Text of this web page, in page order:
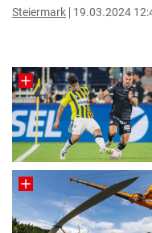
Steiermark 19.03.2024